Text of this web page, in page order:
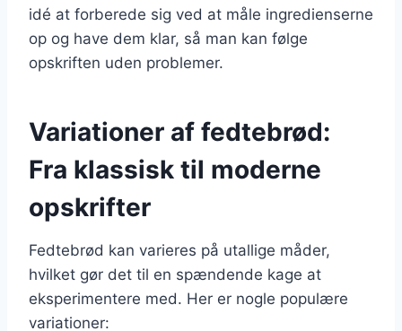
idé at forberede sig ved at måle ingredienserne
op og have dem klar, så man kan følge
opskriften uden problemer.
Variationer af fedtebrød:
Fra klassisk til moderne
opskrifter
Fedtebrød kan varieres på utallige måder,
hvilket gør det til en spændende kage at
eksperimentere med. Her er nogle populære
variationer: